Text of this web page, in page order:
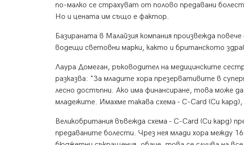
по-малко се страхуват от полово предавани
Но и цената им също е фактор.
Базираната в Малайзия компания произвежда
водещи световни марки, както и британското
Лаура Домеган, ръководител на медицинските
разказва: "За младите хора презервативите в
лесно достъпни. Ако има финансиране, това може
младежите. Имахме такава схема - C-Card (Си кард),
Великобритания въвежда схема - C-Card (Си кард)
предаваните болести. Чрез нея млади хора между